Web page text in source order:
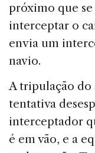
próximo que
interceptar o
envia um
navio.
A tripulação do
tentativa
interceptador
é em vão, e a